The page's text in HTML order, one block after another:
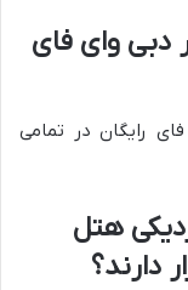
دبی وای فای
رایگان در تمامی
هتل
دارند؟